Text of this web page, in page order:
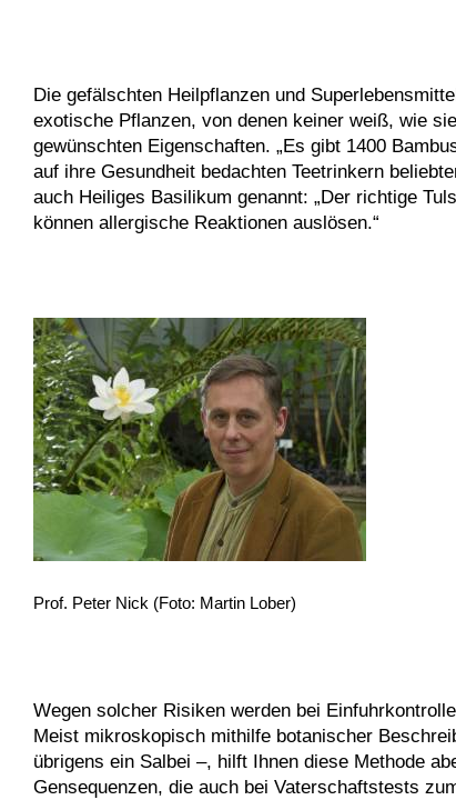
Die gefälschten Heilpflanzen und
exotische Pflanzen, von denen keiner weiß, wie
gewünschten Eigenschaften. „Es gibt 1400
auf ihre Gesundheit bedachten Teetrinkern
auch Heiliges Basilikum genannt: „Der richtige
können allergische Reaktionen auslösen.“
Prof. Peter Nick (Foto: Martin Lober)
Wegen solcher Risiken werden bei
Meist mikroskopisch mithilfe botanischer
übrigens ein Salbei –, hilft Ihnen diese Methode
Gensequenzen, die auch bei Vaterschaftstests